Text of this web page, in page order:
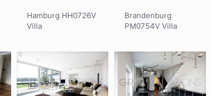
Hamburg HH0726V
Villa
Brandenburg
PM0754V Villa